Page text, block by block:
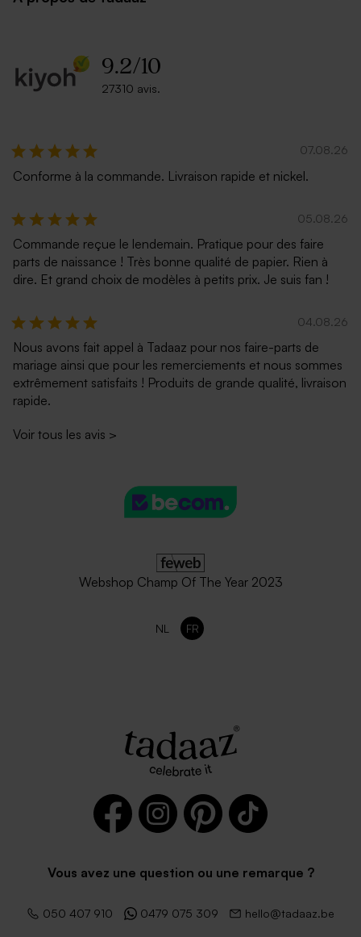
9.2/10
27310 avis.
07.08.26
Conforme à la commande. Livraison rapide et nickel.
05.08.26
Commande reçue le lendemain. Pratique pour des faire
parts de naissance ! Très bonne qualité de papier. Rien à
dire. Et grand choix de modèles à petits prix. Je suis fan !
04.08.26
Nous avons fait appel à Tadaaz pour nos faire-parts de
mariage ainsi que pour les remerciements et nous sommes
extrêmement satisfaits ! Produits de grande qualité, livraison
rapide.
Voir tous les avis >
Webshop Champ Of The Year 2023
NL FR
Vous avez une question ou une remarque ?
050 407 910 0479 075 309 hello@tadaaz.be